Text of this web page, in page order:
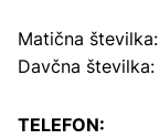
Matična
Davčna številka:
TELEFON: